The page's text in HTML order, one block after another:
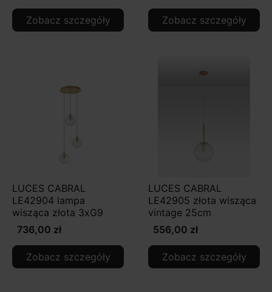
Zobacz szczegóły Zobacz szczegóły
LUCES CABRAL
LE42904 lampa
wisząca złota 3xG9
736,00 zł
Zobacz szczegóły
LUCES CABRAL
LE42905 złota wisząca
vintage 25cm
556,00 zł
Zobacz szczegóły